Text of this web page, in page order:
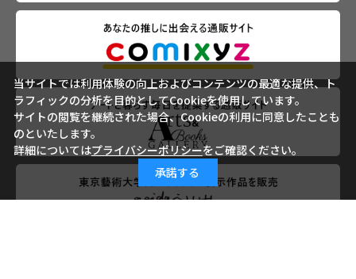
当サイトでは利用体験の向上およびコンテンツの最適な提供、ト
ラフィックの分析を目的としてCookieを使用しています。
サイトの閲覧を継続された場合、Cookieの利用に同意したことも
のといたします。
詳細についてはプライバシーポリシーをご確認ください。
承諾する